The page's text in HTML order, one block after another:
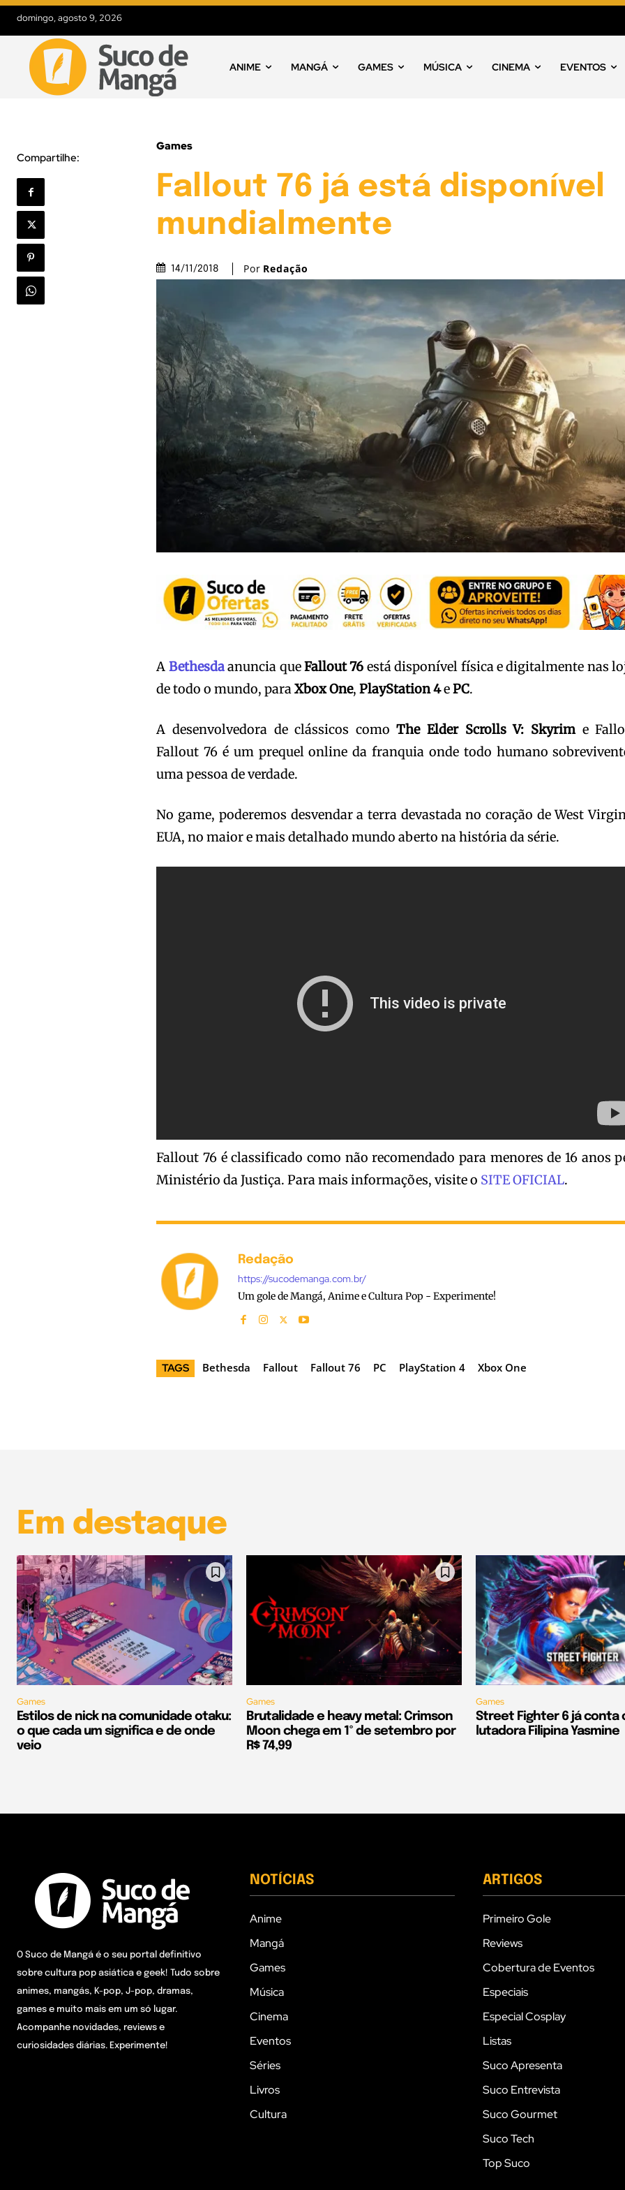
domingo, agosto 9, 2026
ANIME MANGÁ GAMES MÚSICA CINEMA EVENTOS
Compartilhe:
Games
Fallout 76 já está disponível
mundialmente
14/11/2018 Por Redação
A Bethesdaanuncia queFallout 76 está disponível física e digitalmente nas
de todo o mundo, paraXbox One,PlayStation 4ePC.
A desenvolvedora de clássicos comoThe Elder Scrolls V: Skyrime
Fallout 76 é um prequel online da franquia onde todo humano
uma pessoa de verdade.
No game, poderemos desvendar a terra devastada no coração de West
EUA, no maior e mais detalhado mundo aberto na história da série.
Fallout 76 é classificado como não recomendado para menores de 16 anos
Ministério da Justiça. Para mais informações, visite o SITE OFICIAL.
Redação
https://sucodemanga.com.br/
Um gole de Mangá, Anime e Cultura Pop - Experimente!
TAGS Bethesda Fallout Fallout 76 PC PlayStation 4 Xbox One
Em destaque
Games
Estilos de nick na comunidade otaku:
o que cada um significa e de onde
veio
Games
Brutalidade e heavy metal: Crimson
Moon chega em 1º de setembro por
R$ 74,99
Games
Street Fighter 6 já conta
lutadora Filipina Yasmine
O Suco de Mangá é o seu portal definitivo
sobre cultura pop asiática e geek! Tudo sobre
animes, mangás, K-pop, J-pop, dramas,
games e muito mais em um só lugar.
Acompanhe novidades, reviews e
curiosidades diárias. Experimente!
NOTÍCIAS
Anime
Mangá
Games
Música
Cinema
Eventos
Séries
Livros
Cultura
ARTIGOS
Primeiro Gole
Reviews
Cobertura de Eventos
Especiais
Especial Cosplay
Listas
Suco Apresenta
Suco Entrevista
Suco Gourmet
Suco Tech
Top Suco